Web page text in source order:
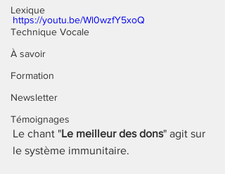
Lexique
Technique Vocale
À savoir
Formation
Newsletter
Témoignages
https://youtu.be/Wl0wzfY5xoQ
Le chant "Le meilleur des dons" agit sur
le système immunitaire.